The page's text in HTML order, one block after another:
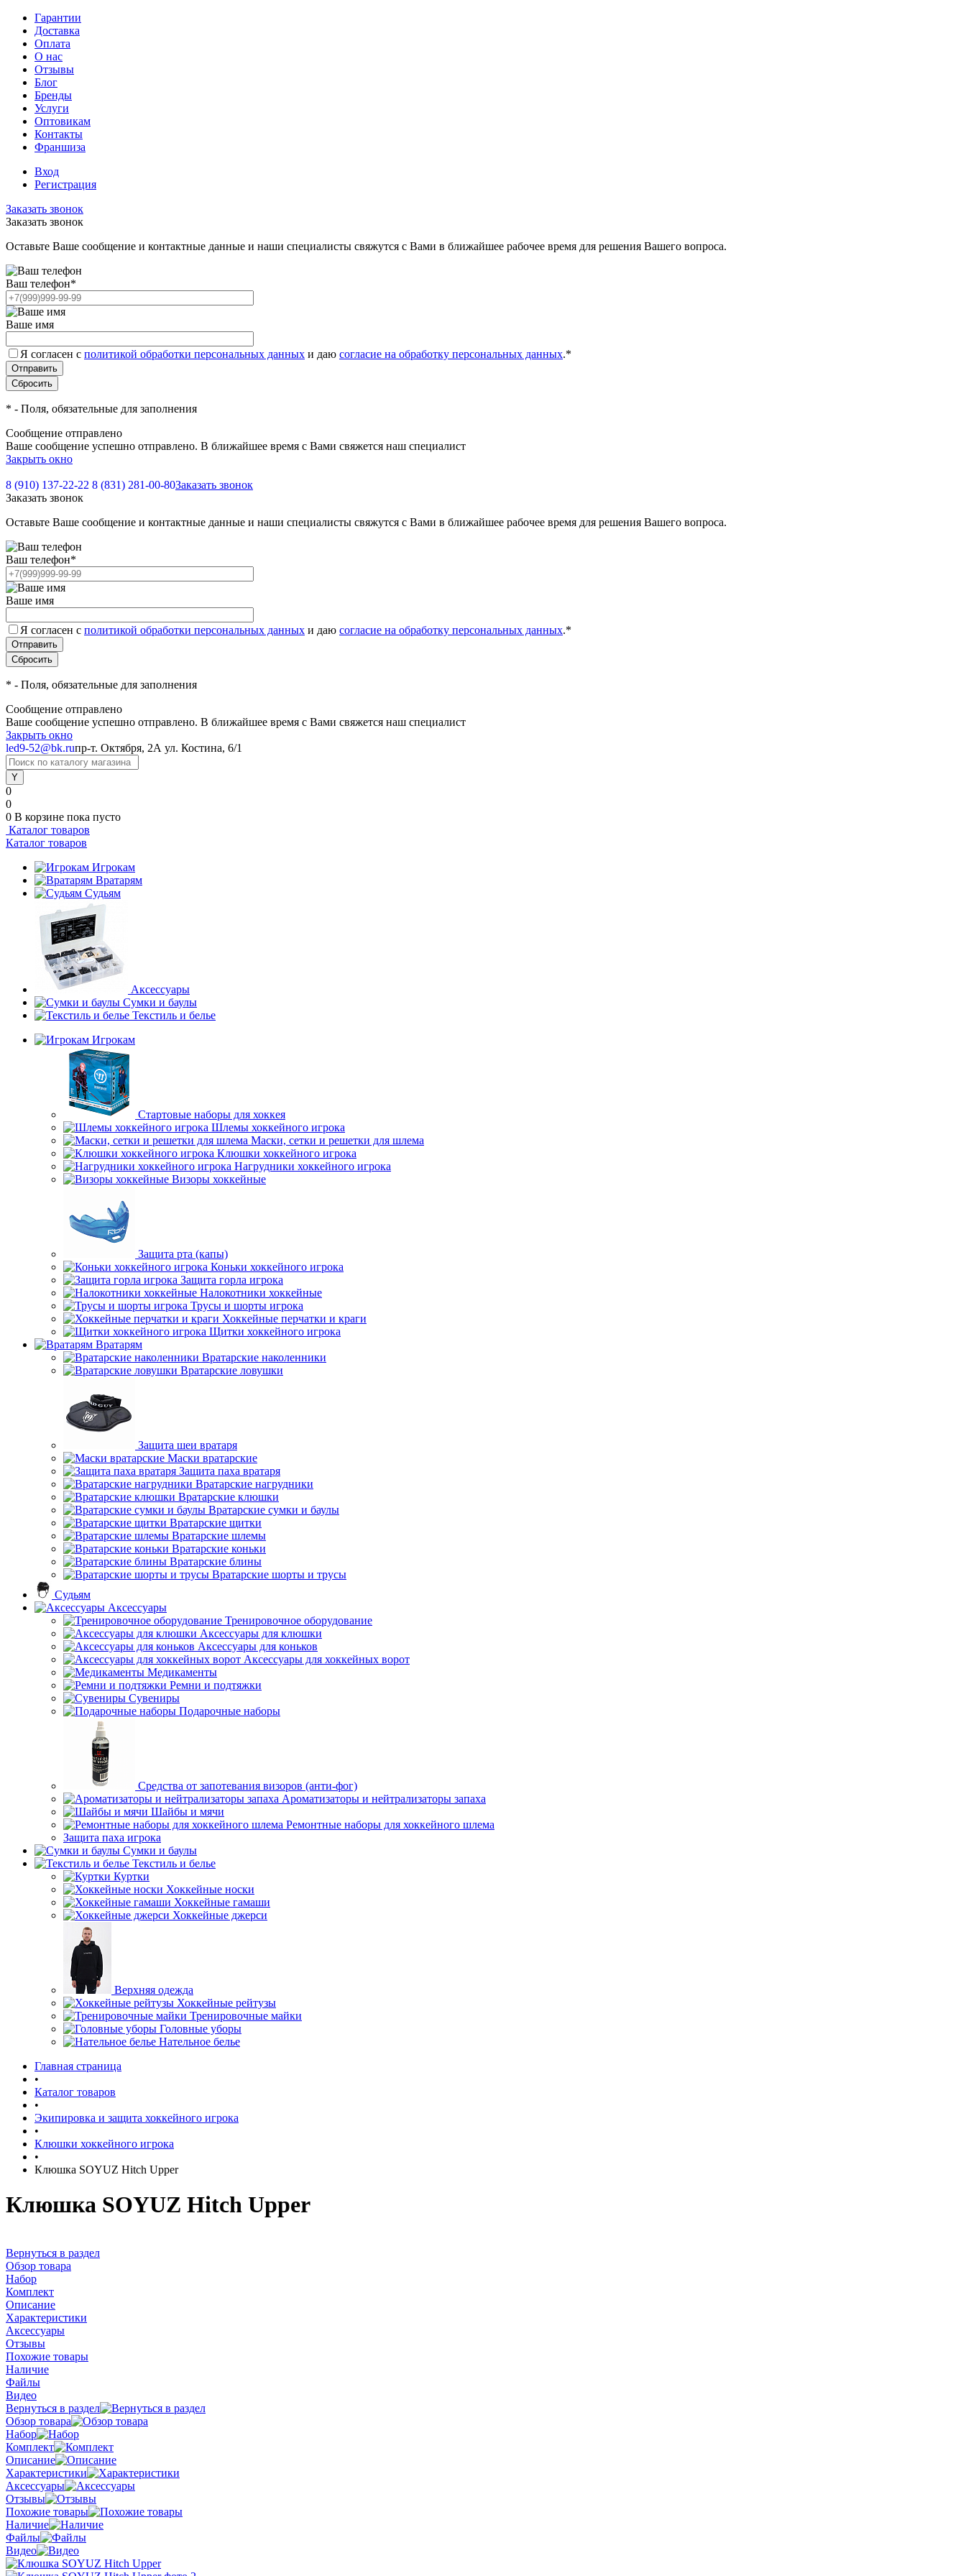
Гарантии
Доставка
Оплата
О нас
Отзывы
Блог
Бренды
Услуги
Оптовикам
Контакты
Франшиза
Вход
Регистрация
Заказать звонок
Заказать звонок
Оставьте Ваше сообщение и контактные данные и наши специалисты свяжутся с Вами в ближайшее рабочее время для решения Вашего вопроса.
Ваш телефон*
Ваше имя
Я согласен с политикой обработки персональных данных и даю согласие на обработку персональных данных.*
* - Поля, обязательные для заполнения
Сообщение отправлено
Ваше сообщение успешно отправлено. В ближайшее время с Вами свяжется наш специалист
Закрыть окно
8 (910) 137-22-22 8 (831) 281-00-80Заказать звонок
Заказать звонок
Оставьте Ваше сообщение и контактные данные и наши специалисты свяжутся с Вами в ближайшее рабочее время для решения Вашего вопроса.
Ваш телефон*
Ваше имя
Я согласен с политикой обработки персональных данных и даю согласие на обработку персональных данных.*
* - Поля, обязательные для заполнения
Сообщение отправлено
Ваше сообщение успешно отправлено. В ближайшее время с Вами свяжется наш специалист
Закрыть окно
led9-52@bk.ruпр-т. Октября, 2А ул. Костина, 6/1
0
0
0 В корзине пока пусто
Каталог товаров
Каталог товаров
Игрокам
Вратарям
Судьям
Аксессуары
Сумки и баулы
Текстиль и белье
Игрокам
Стартовые наборы для хоккея
Шлемы хоккейного игрока
Маски, сетки и решетки для шлема
Клюшки хоккейного игрока
Нагрудники хоккейного игрока
Визоры хоккейные
Защита рта (капы)
Коньки хоккейного игрока
Защита горла игрока
Налокотники хоккейные
Трусы и шорты игрока
Хоккейные перчатки и краги
Щитки хоккейного игрока
Вратарям
Вратарские наколенники
Вратарские ловушки
Защита шеи вратаря
Маски вратарские
Защита паха вратаря
Вратарские нагрудники
Вратарские клюшки
Вратарские сумки и баулы
Вратарские щитки
Вратарские шлемы
Вратарские коньки
Вратарские блины
Вратарские шорты и трусы
Судьям
Аксессуары
Тренировочное оборудование
Аксессуары для клюшки
Аксессуары для коньков
Аксессуары для хоккейных ворот
Медикаменты
Ремни и подтяжки
Сувениры
Подарочные наборы
Средства от запотевания визоров (анти-фог)
Ароматизаторы и нейтрализаторы запаха
Шайбы и мячи
Ремонтные наборы для хоккейного шлема
Защита паха игрока
Сумки и баулы
Текстиль и белье
Куртки
Хоккейные носки
Хоккейные гамаши
Хоккейные джерси
Верхняя одежда
Хоккейные рейтузы
Тренировочные майки
Головные уборы
Нательное белье
Главная страница
•
Каталог товаров
•
Экипировка и защита хоккейного игрока
•
Клюшки хоккейного игрока
•
Клюшка SOYUZ Hitch Upper
Клюшка SOYUZ Hitch Upper
Вернуться в раздел
Обзор товара
Набор
Комплект
Описание
Характеристики
Аксессуары
Отзывы
Похожие товары
Наличие
Файлы
Видео
Вернуться в раздел
Обзор товара
Набор
Комплект
Описание
Характеристики
Аксессуары
Отзывы
Похожие товары
Наличие
Файлы
Видео